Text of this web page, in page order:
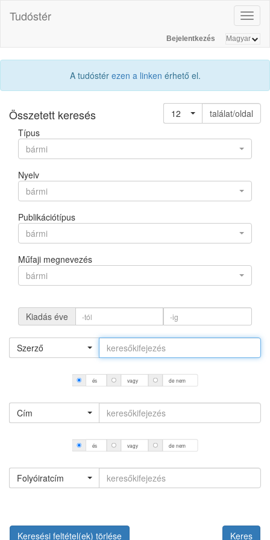
Tudóstér
Bejelentkezés
A tudóstér ezen a linken érhető el.
Összetett keresés 12
találat/oldal
Típus
bármi
Nyelv
bármi
Publikációtípus
bármi
Műfaji megnevezés
bármi
Kiadás éve
Szerző
és vagy de nem
Cím
és vagy de nem
Folyóiratcím
Keresési feltétel(ek) törlése